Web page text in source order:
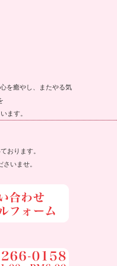
を癒やし、またやる気
ます。
おります。
いませ。